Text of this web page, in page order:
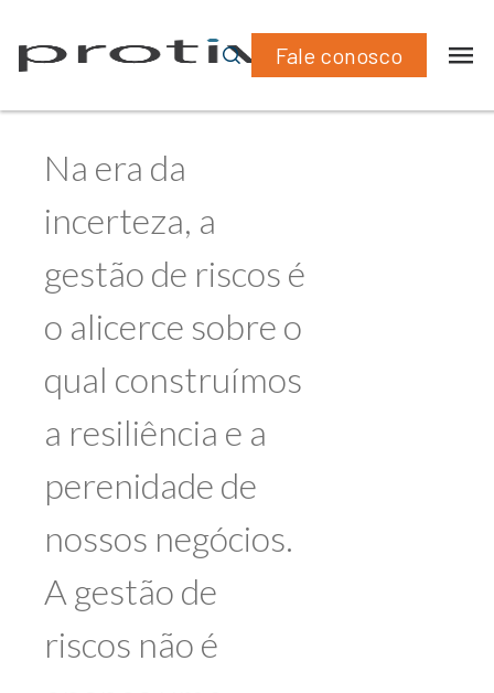
Fale conosco
“
Na era da
incerteza, a
gestão de riscos é
o alicerce sobre o
qual construímos
a resiliência e a
perenidade de
nossos negócios.
A gestão de
riscos não é